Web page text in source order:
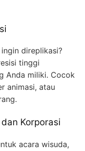
direplikasi?
tinggi
Anda miliki. Cocok
animasi, atau
Korporasi
acara wisuda,